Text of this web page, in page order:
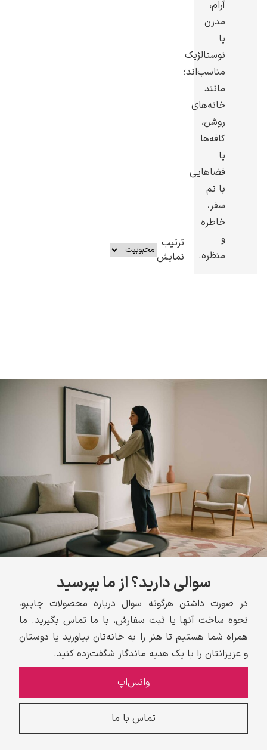
آرام،
مدرن
یا
نوستالژیک
مناسب‌اند؛
مانند
خانه‌های
روشن،
کافه‌ها
یا
فضاهایی
با تم
سفر،
خاطره
و
منظره.
ترتیب
نمایش
سوالی دارید؟ از ما بپرسید
در صورت داشتن هرگونه سوال درباره محصولات چاپبو،
نحوه ساخت آنها یا ثبت سفارش، با ما تماس بگیرید. ما
همراه شما هستیم تا هنر را به خانه‌تان بیاورید یا دوستان
و عزیزانتان را با یک هدیه ماندگار شگفت‌زده کنید.
واتس‌اپ
تماس با ما